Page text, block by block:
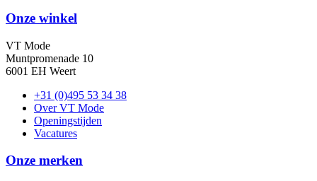
Onze winkel
VT Mode
Muntpromenade 10
6001 EH Weert
+31 (0)495 53 34 38
Over VT Mode
Openingstijden
Vacatures
Onze merken